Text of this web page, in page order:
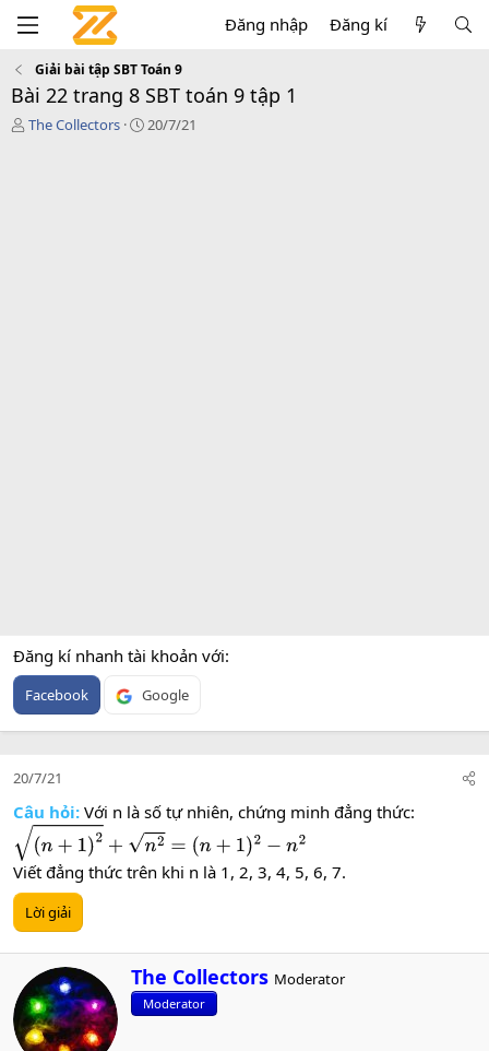
Đăng nhập Đăng kí
Giải bài tập SBT Toán 9
Bài 22 trang 8 SBT toán 9 tập 1
T
The Collectors
C
20/7/21
Đăng kí nhanh tài khoản với
Facebook Google
20/7/21
Câu hỏi: Với n là số tự nhiên, chứng minh đẳng thức:
(n+1) 2+ n2= n+ 1)2−n2
Viết đẳng thức trên khi n là 1, 2, 3, 4, 5, 6, 7.
Lời giải
W
r
i
The Collectors Moderator
Moderator